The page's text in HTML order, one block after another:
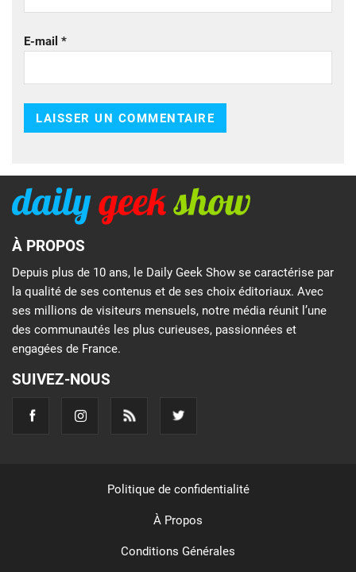
E-mail *
À PROPOS
Depuis plus de 10 ans, le Daily Geek Show se caractérise par
la qualité de ses contenus et de ses choix éditoriaux. Avec
ses millions de visiteurs mensuels, notre média réunit l’une
des communautés les plus curieuses, passionnées et
engagées de France.
SUIVEZ-NOUS
Politique de confidentialité
À Propos
Conditions Générales